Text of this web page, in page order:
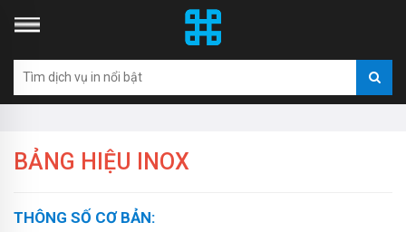
BẢNG HIỆU INOX
THÔNG SỐ CƠ BẢN: